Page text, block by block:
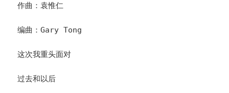
作曲：袁惟仁
编曲：Gary Tong
这次我重头面对
过去和以后